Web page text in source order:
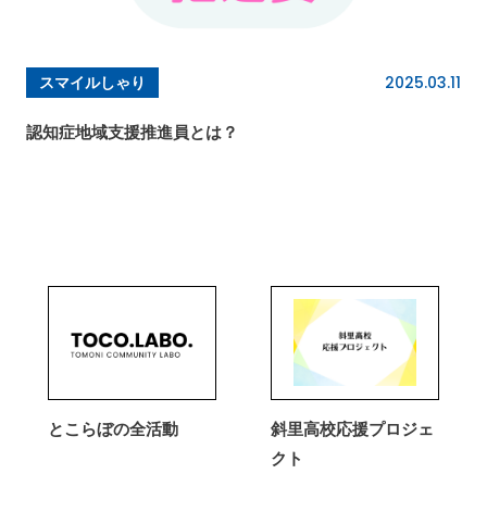
スマイルしゃり 2025.03.11
認知症地域支援推進員とは？
とこらぼの全活動
斜里高校応援プロジェ
クト